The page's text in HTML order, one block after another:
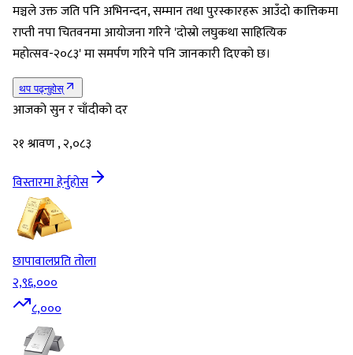
मञ्चले उक्त जति पनि अभिनन्दन, सम्मान तथा पुरस्कारहरू आउँदाे कात्तिकमा
राप्ती नपा चितवनमा आयोजना गरिने 'दोस्रो लघुकथा साहित्यिक
महोत्सव-२०८३' मा समर्पण गरिने पनि जानकारी दिएको छ।
थप पढ्नुहोस्
आजको सुन र चाँदीको दर
२१ श्रावण , २,०८३
विस्तारमा हेर्नुहोस
छापावालप्रति तोला
२,९६,०००
८,०००